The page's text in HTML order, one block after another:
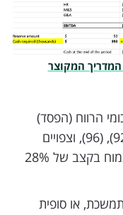
המדריך המקוצר
הנדרש בדוגמא (393); סכומי הרווח (הפסד)
הצפויים ברבעונים הראשונים (86), (92), (96), וצפויים
להתאזן ברבעון השישי, ולאחר מכן לצמוח בקצב של 28%
או סופית